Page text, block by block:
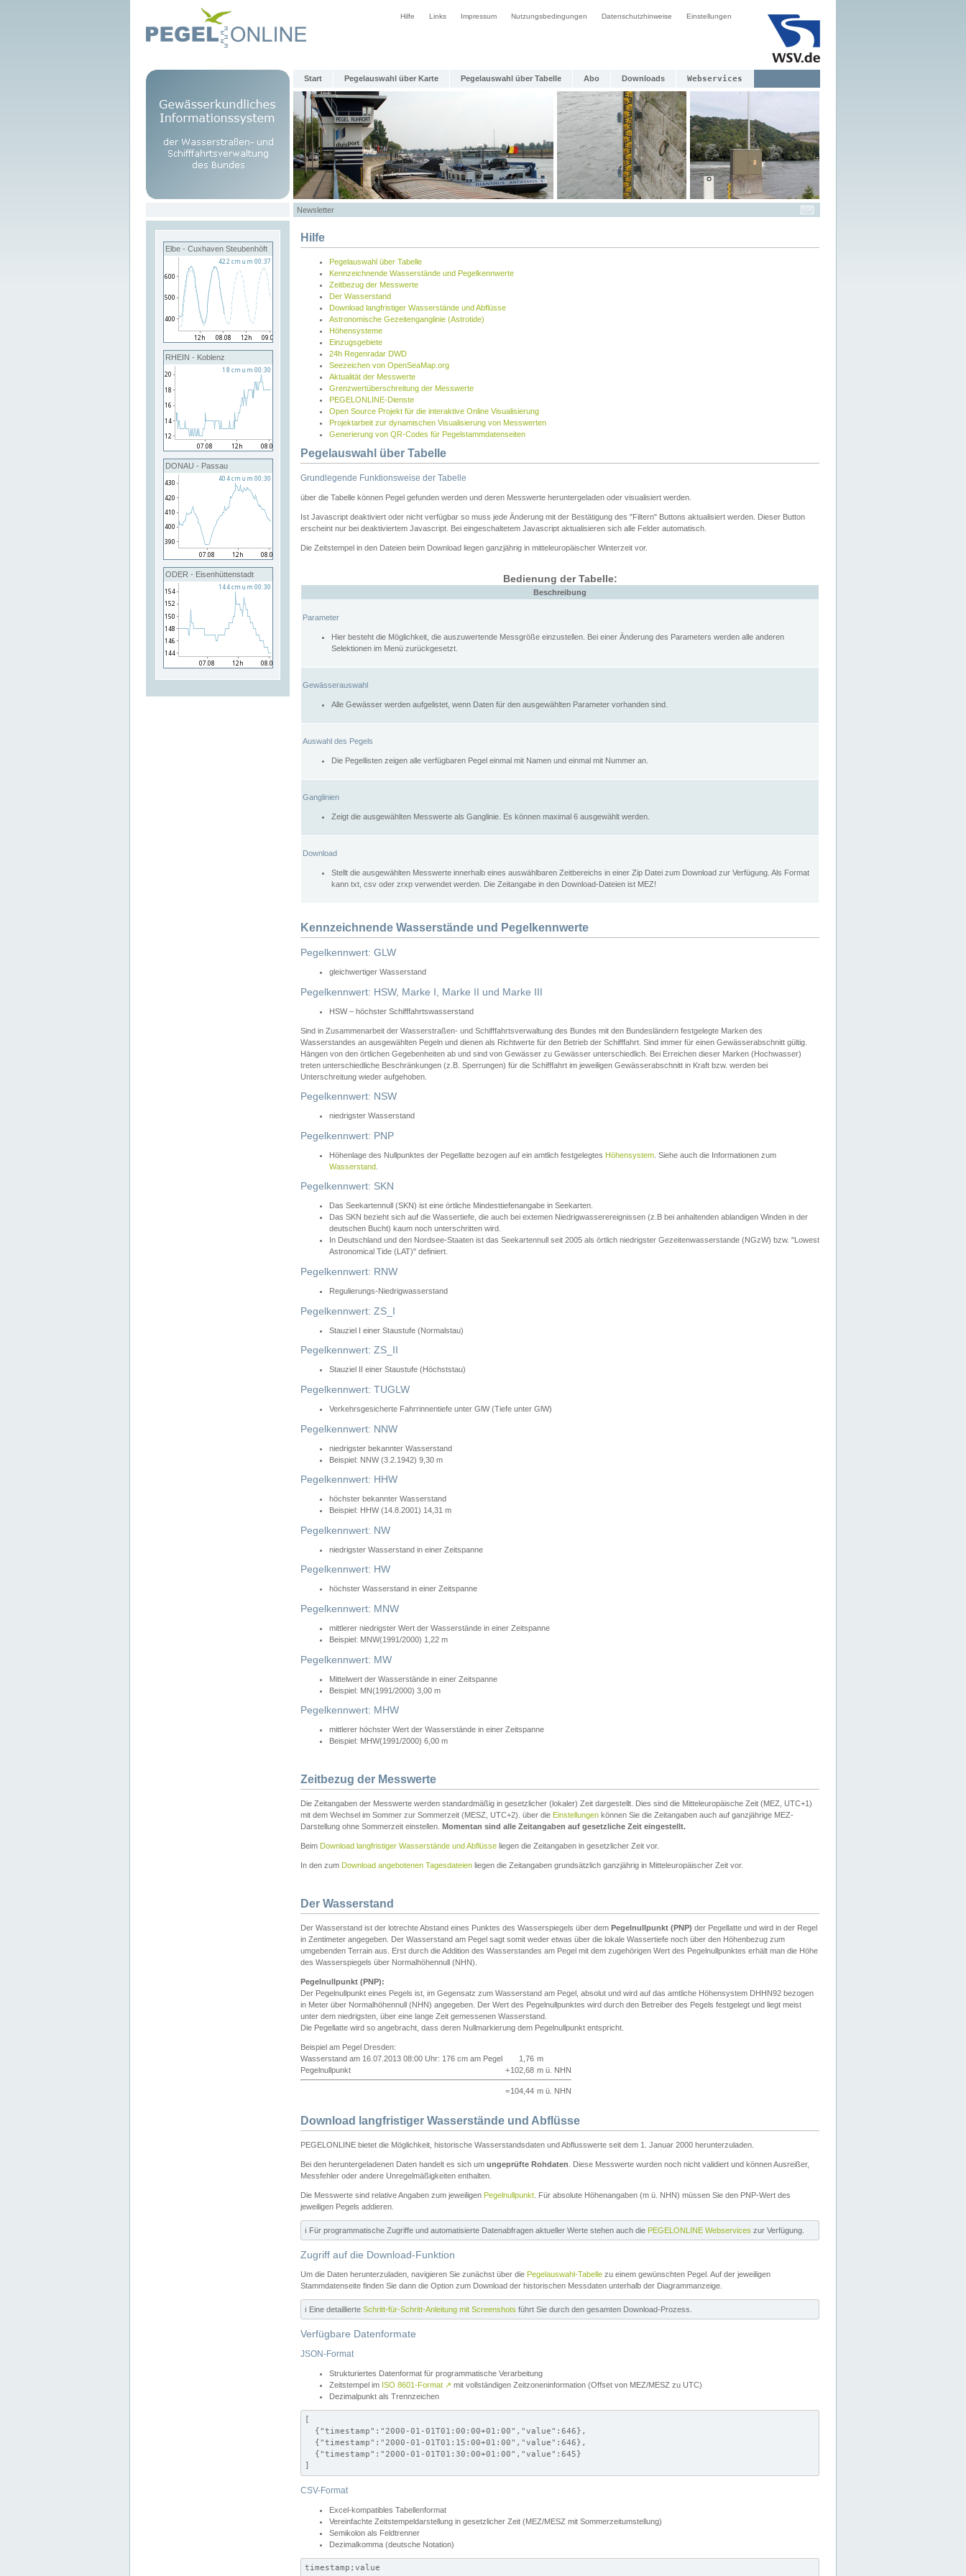
Hilfe Links Impressum Nutzungsbedingungen Datenschutzhinweise Einstellungen
Start Pegelauswahl über Karte Pegelauswahl über Tabelle Abo Downloads Webservices
Newsletter
Elbe - Cuxhaven Steubenhöft
RHEIN - Koblenz
DONAU - Passau
ODER - Eisenhüttenstadt
Hilfe
Pegelauswahl über Tabelle
Kennzeichnende Wasserstände und Pegelkennwerte
Zeitbezug der Messwerte
Der Wasserstand
Download langfristiger Wasserstände und Abflüsse
Astronomische Gezeitenganglinie (Astrotide)
Höhensysteme
Einzugsgebiete
24h Regenradar DWD
Seezeichen von OpenSeaMap.org
Aktualität der Messwerte
Grenzwertüberschreitung der Messwerte
PEGELONLINE-Dienste
Open Source Projekt für die interaktive Online Visualisierung
Projektarbeit zur dynamischen Visualisierung von Messwerten
Generierung von QR-Codes für Pegelstammdatenseiten
Pegelauswahl über Tabelle
Grundlegende Funktionsweise der Tabelle
über die Tabelle können Pegel gefunden werden und deren Messwerte heruntergeladen oder visualisiert werden.
Ist Javascript deaktiviert oder nicht verfügbar so muss jede Änderung mit der Bestätigung des "Filtern" Buttons aktualisiert werden. Dieser Button
erscheint nur bei deaktiviertem Javascript. Bei eingeschaltetem Javascript aktualisieren sich alle Felder automatisch.
Die Zeitstempel in den Dateien beim Download liegen ganzjährig in mitteleuropäischer Winterzeit vor.
Bedienung der Tabelle:
Beschreibung
Parameter
Hier besteht die Möglichkeit, die auszuwertende Messgröße einzustellen. Bei einer Änderung des Parameters werden alle anderen
Selektionen im Menü zurückgesetzt.
Gewässerauswahl
Alle Gewässer werden aufgelistet, wenn Daten für den ausgewählten Parameter vorhanden sind.
Auswahl des Pegels
Die Pegellisten zeigen alle verfügbaren Pegel einmal mit Namen und einmal mit Nummer an.
Ganglinien
Zeigt die ausgewählten Messwerte als Ganglinie. Es können maximal 6 ausgewählt werden.
Download
Stellt die ausgewählten Messwerte innerhalb eines auswählbaren Zeitbereichs in einer Zip Datei zum Download zur Verfügung. Als Format
kann txt, csv oder zrxp verwendet werden. Die Zeitangabe in den Download-Dateien ist MEZ!
Kennzeichnende Wasserstände und Pegelkennwerte
Pegelkennwert: GLW
gleichwertiger Wasserstand
Pegelkennwert: HSW, Marke I, Marke II und Marke III
HSW – höchster Schifffahrtswasserstand
Sind in Zusammenarbeit der Wasserstraßen- und Schifffahrtsverwaltung des Bundes mit den Bundesländern festgelegte Marken des
Wasserstandes an ausgewählten Pegeln und dienen als Richtwerte für den Betrieb der Schifffahrt. Sind immer für einen Gewässerabschnitt gültig.
Hängen von den örtlichen Gegebenheiten ab und sind von Gewässer zu Gewässer unterschiedlich. Bei Erreichen dieser Marken (Hochwasser)
treten unterschiedliche Beschränkungen (z.B. Sperrungen) für die Schifffahrt im jeweiligen Gewässerabschnitt in Kraft bzw. werden bei
Unterschreitung wieder aufgehoben.
Pegelkennwert: NSW
niedrigster Wasserstand
Pegelkennwert: PNP
Höhenlage des Nullpunktes der Pegellatte bezogen auf ein amtlich festgelegtes Höhensystem . Siehe auch die Informationen zum
Wasserstand
Pegelkennwert: SKN
Das Seekartennull (SKN) ist eine örtliche Mindesttiefenangabe in Seekarten.
Das SKN bezieht sich auf die Wassertiefe, die auch bei extemen Niedrigwasserereignissen (z.B bei anhaltenden ablandigen Winden in der
deutschen Bucht) kaum noch unterschritten wird.
In Deutschland und den Nordsee-Staaten ist das Seekartennull seit 2005 als örtlich niedrigster Gezeitenwasserstande (NGzW) bzw. "Lowest
Astronomical Tide (LAT)" definiert.
Pegelkennwert: RNW
Regulierungs-Niedrigwasserstand
Pegelkennwert: ZS_I
Stauziel I einer Staustufe (Normalstau)
Pegelkennwert: ZS_II
Stauziel II einer Staustufe (Höchststau)
Pegelkennwert: TUGLW
Verkehrsgesicherte Fahrrinnentiefe unter GlW (Tiefe unter GlW)
Pegelkennwert: NNW
niedrigster bekannter Wasserstand
Beispiel: NNW (3.2.1942) 9,30 m
Pegelkennwert: HHW
höchster bekannter Wasserstand
Beispiel: HHW (14.8.2001) 14,31 m
Pegelkennwert: NW
niedrigster Wasserstand in einer Zeitspanne
Pegelkennwert: HW
höchster Wasserstand in einer Zeitspanne
Pegelkennwert: MNW
mittlerer niedrigster Wert der Wasserstände in einer Zeitspanne
Beispiel: MNW(1991/2000) 1,22 m
Pegelkennwert: MW
Mittelwert der Wasserstände in einer Zeitspanne
Beispiel: MN(1991/2000) 3,00 m
Pegelkennwert: MHW
mittlerer höchster Wert der Wasserstände in einer Zeitspanne
Beispiel: MHW(1991/2000) 6,00 m
Zeitbezug der Messwerte
Die Zeitangaben der Messwerte werden standardmäßig in gesetzlicher (lokaler) Zeit dargestellt. Dies sind die Mitteleuropäische Zeit (MEZ, UTC+1)
mit dem Wechsel im Sommer zur Sommerzeit (MESZ, UTC+2). über die Einstellungen können Sie die Zeitangaben auch auf ganzjährige MEZ-
Darstellung ohne Sommerzeit einstellen. Momentan sind alle Zeitangaben auf gesetzliche Zeit eingestellt.
Beim Download langfristiger Wasserstände und Abflüsse liegen die Zeitangaben in gesetzlicher Zeit vor.
In den zum Download angebotenen Tagesdateien liegen die Zeitangaben grundsätzlich ganzjährig in Mitteleuropäischer Zeit vor.
Der Wasserstand
Der Wasserstand ist der lotrechte Abstand eines Punktes des Wasserspiegels über dem Pegelnullpunkt (PNP) der Pegellatte und wird in der Regel
in Zentimeter angegeben. Der Wasserstand am Pegel sagt somit weder etwas über die lokale Wassertiefe noch über den Höhenbezug zum
umgebenden Terrain aus. Erst durch die Addition des Wasserstandes am Pegel mit dem zugehörigen Wert des Pegelnullpunktes erhält man die Höhe
des Wasserspiegels über Normalhöhennull (NHN).
Pegelnullpunkt (PNP):
Der Pegelnullpunkt eines Pegels ist, im Gegensatz zum Wasserstand am Pegel, absolut und wird auf das amtliche Höhensystem DHHN92 bezogen
in Meter über Normalhöhennull (NHN) angegeben. Der Wert des Pegelnullpunktes wird durch den Betreiber des Pegels festgelegt und liegt meist
unter dem niedrigsten, über eine lange Zeit gemessenen Wasserstand.
Die Pegellatte wird so angebracht, dass deren Nullmarkierung dem Pegelnullpunkt entspricht.
Beispiel am Pegel Dresden:
Wasserstand am 16.07.2013 08:00 Uhr: 176 cm am Pegel
1,76 m
Pegelnullpunkt
+102,68 m ü. NHN
=104,44 m ü. NHN
Download langfristiger Wasserstände und Abflüsse
PEGELONLINE bietet die Möglichkeit, historische Wasserstandsdaten und Abflusswerte seit dem 1. Januar 2000 herunterzuladen.
Bei den heruntergeladenen Daten handelt es sich um ungeprüfte Rohdaten . Diese Messwerte wurden noch nicht validiert und können Ausreißer,
Messfehler oder andere Unregelmäßigkeiten enthalten.
Die Messwerte sind relative Angaben zum jeweiligen Pegelnullpunkt . Für absolute Höhenangaben (m ü. NHN) müssen Sie den PNP-Wert des
jeweiligen Pegels addieren.
ℹ️ Für programmatische Zugriffe und automatisierte Datenabfragen aktueller Werte stehen auch die PEGELONLINE Webservices zur Verfügung.
Zugriff auf die Download-Funktion
Um die Daten herunterzuladen, navigieren Sie zunächst über die Pegelauswahl-Tabelle zu einem gewünschten Pegel. Auf der jeweiligen
Stammdatenseite finden Sie dann die Option zum Download der historischen Messdaten unterhalb der Diagrammanzeige.
ℹ️ Eine detaillierte Schritt-für-Schritt-Anleitung mit Screenshots führt Sie durch den gesamten Download-Prozess.
Verfügbare Datenformate
JSON-Format
Strukturiertes Datenformat für programmatische Verarbeitung
Zeitstempel im ISO 8601-Format ↗ mit vollständigen Zeitzoneninformation (Offset von MEZ/MESZ zu UTC)
Dezimalpunkt als Trennzeichen
[
  {"timestamp":"2000-01-01T01:00:00+01:00","value":646},
  {"timestamp":"2000-01-01T01:15:00+01:00","value":646},
  {"timestamp":"2000-01-01T01:30:00+01:00","value":645}
]
CSV-Format
Excel-kompatibles Tabellenformat
Vereinfachte Zeitstempeldarstellung in gesetzlicher Zeit (MEZ/MESZ mit Sommerzeitumstellung)
Semikolon als Feldtrenner
Dezimalkomma (deutsche Notation)
timestamp;value